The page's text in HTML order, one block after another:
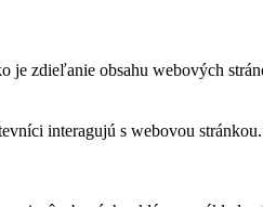
zdieľanie obsahu webových
interagujú s webovou